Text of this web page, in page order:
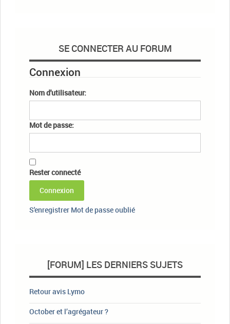
SE CONNECTER AU FORUM
Connexion
Nom d'utilisateur:
Mot de passe:
Rester connecté
Connexion
S'enregistrer Mot de passe oublié
[FORUM] LES DERNIERS SUJETS
Retour avis Lymo
October et l’agrégateur ?